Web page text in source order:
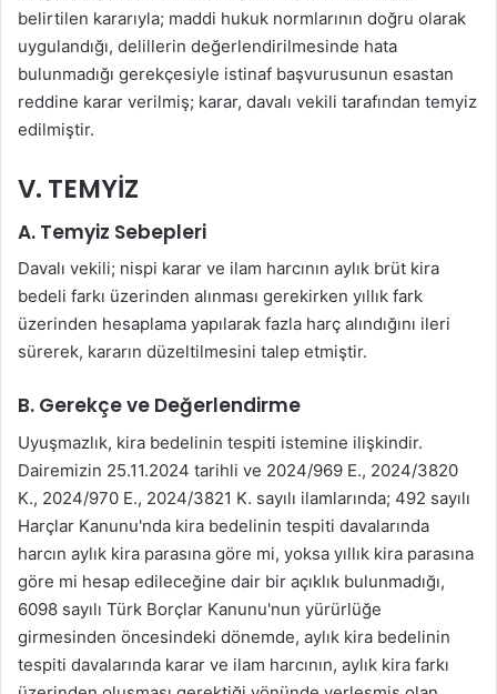
belirtilen kararıyla; maddi hukuk normlarının doğru olarak
uygulandığı, delillerin değerlendirilmesinde hata
bulunmadığı gerekçesiyle istinaf başvurusunun esastan
reddine karar verilmiş; karar, davalı vekili tarafından temyiz
edilmiştir.
V. TEMYİZ
A. Temyiz Sebepleri
Davalı vekili; nispi karar ve ilam harcının aylık brüt kira
bedeli farkı üzerinden alınması gerekirken yıllık fark
üzerinden hesaplama yapılarak fazla harç alındığını ileri
sürerek, kararın düzeltilmesini talep etmiştir.
B. Gerekçe ve Değerlendirme
Uyuşmazlık, kira bedelinin tespiti istemine ilişkindir.
Dairemizin 25.11.2024 tarihli ve 2024/969 E., 2024/3820
K., 2024/970 E., 2024/3821 K. sayılı ilamlarında; 492 sayılı
Harçlar Kanunu'nda kira bedelinin tespiti davalarında
harcın aylık kira parasına göre mi, yoksa yıllık kira parasına
göre mi hesap edileceğine dair bir açıklık bulunmadığı,
6098 sayılı Türk Borçlar Kanunu'nun yürürlüğe
girmesinden öncesindeki dönemde, aylık kira bedelinin
tespiti davalarında karar ve ilam harcının, aylık kira farkı